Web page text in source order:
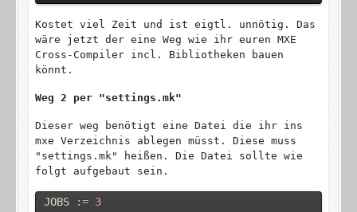
Kostet viel Zeit und ist eigtl. unnötig. Das
wäre jetzt der eine Weg wie ihr euren MXE
Cross-Compiler incl. Bibliotheken bauen
könnt.
Weg 2 per "settings.mk"
Dieser weg benötigt eine Datei die ihr ins
mxe Verzeichnis ablegen müsst. Diese muss
"settings.mk" heißen. Die Datei sollte wie
folgt aufgebaut sein.
JOBS := 3